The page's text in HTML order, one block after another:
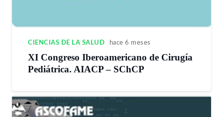
CIENCIAS DE LA SALUD hace 6 meses
XI Congreso Iberoamericano de Cirugía
Pediátrica. AIACP – SChCP